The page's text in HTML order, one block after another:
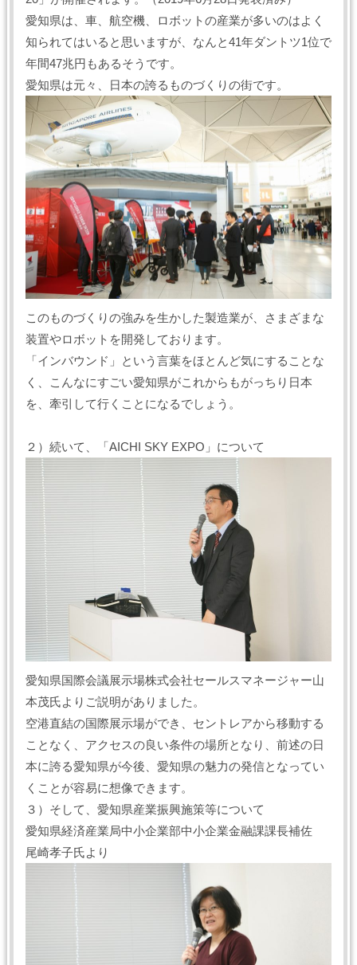
愛知県は、車、航空機、ロボットの産業が多いのはよく
知られてはいると思いますが、なんと41年ダントツ1位で
年間47兆円もあるそうです。
愛知県は元々、日本の誇るものづくりの街です。
このものづくりの強みを生かした製造業が、さまざまな
装置やロボットを開発しております。
「インバウンド」という言葉をほとんど気にすることな
く、こんなにすごい愛知県がこれからもがっちり日本
を、牽引して行くことになるでしょう。
２）続いて、「AICHI SKY EXPO」について
愛知県国際会議展示場株式会社セールスマネージャー山
本茂氏よりご説明がありました。
空港直結の国際展示場ができ、セントレアから移動する
ことなく、アクセスの良い条件の場所となり、前述の日
本に誇る愛知県が今後、愛知県の魅力の発信となってい
くことが容易に想像できます。
３）そして、愛知県産業振興施策等について
愛知県経済産業局中小企業部中小企業金融課課長補佐
尾崎孝子氏より